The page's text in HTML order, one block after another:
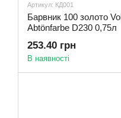
Артикул: КД001
Барвник 100 золото
Abtönfarbe D230 0,75л
253.40 грн
В наявності